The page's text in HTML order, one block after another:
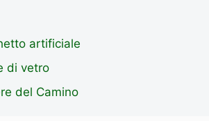
artificiale
di vetro
del Camino